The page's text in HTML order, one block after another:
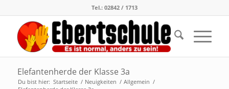
Tel.: 02842 / 1713
Elefantenherde der Klasse 3a
Du bist hier: Startseite / Neuigkeiten / Allgemein /